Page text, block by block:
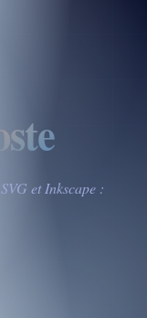
et Inkscape :